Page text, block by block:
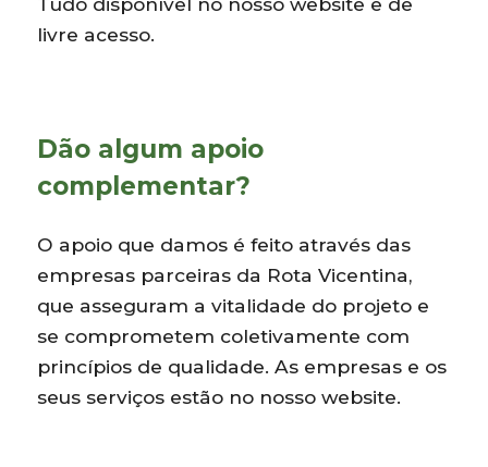
livre acesso.
Dão algum apoio
complementar?
O apoio que damos é feito através das
empresas parceiras da Rota Vicentina,
que asseguram a vitalidade do projeto e
se comprometem coletivamente com
princípios de qualidade. As empresas e os
seus serviços estão no nosso website.